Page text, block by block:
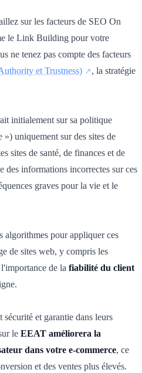
sur les facteurs de SEO On
le Link Building pour votre
ne tenez pas compte des facteurs
et Trustness)
, la stratégie
initialement sur sa politique
uniquement sur des sites de
sites de santé, de finances et de
des informations incorrectes sur ces
graves pour la vie et le
algorithmes pour appliquer ces
de sites web, y compris les
de la fiabilité du client
et garantie dans leurs
le EEAT améliorera la
dans votre e-commerce, ce
et des ventes plus élevés.